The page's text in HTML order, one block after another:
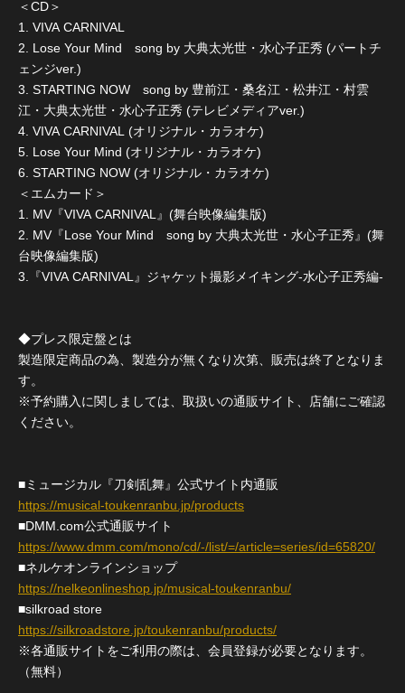
＜CD＞
1. VIVA CARNIVAL
2. Lose Your Mind song by 大典太光世・水心子正秀 (パートチ
ェンジver.)
3. STARTING NOW song by 豊前江・桑名江・松井江・村雲
江・大典太光世・水心子正秀 (テレビメディアver.)
4. VIVA CARNIVAL (オリジナル・カラオケ)
5. Lose Your Mind (オリジナル・カラオケ)
6. STARTING NOW (オリジナル・カラオケ)
＜エムカード＞
1. MV『VIVA CARNIVAL』(舞台映像編集版)
2. MV『Lose Your Mind song by 大典太光世・水心子正秀』(舞
台映像編集版)
3.『VIVA CARNIVAL』ジャケット撮影メイキング-水心子正秀編-
◆プレス限定盤とは
製造限定商品の為、製造分が無くなり次第、販売は終了となりま
す。
※予約購入に関しましては、取扱いの通販サイト、店舗にご確認
ください。
■ミュージカル『刀剣乱舞』公式サイト内通販
https://musical-toukenranbu.jp/products
■DMM.com公式通販サイト
https://www.dmm.com/mono/cd/-/list/=/article=series/id=65820/
■ネルケオンラインショップ
https://nelkeonlineshop.jp/musical-toukenranbu/
■silkroad store
https://silkroadstore.jp/toukenranbu/products/
※各通販サイトをご利用の際は、会員登録が必要となります。
（無料）